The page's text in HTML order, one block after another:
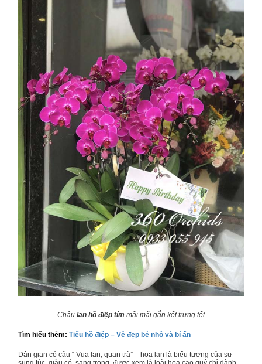
Chậu lan hồ điệp tím mãi mãi gắn kết trưng tết
Tìm hiểu thêm: Tiểu hồ điệp – Vẻ đẹp bé nhỏ và bí ẩn
Dân gian có câu “ Vua lan, quan trà” – hoa lan là biểu tượng của sự